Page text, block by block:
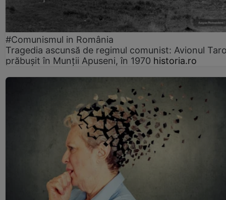
#Comunismul in România
Tragedia ascunsă de regimul comunist: Avionul
prăbușit în Munții Apuseni, în 1970 historia.ro